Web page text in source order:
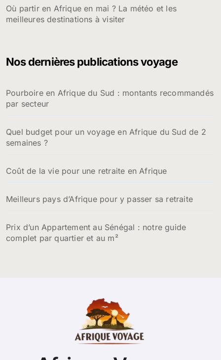
Où partir en Afrique en mai ? La météo et les
meilleures destinations à visiter
Nos dernières publications voyage
Pourboire en Afrique du Sud : montants recommandés
par secteur
Quel budget pour un voyage en Afrique du Sud de 2
semaines ?
Coût de la vie pour une retraite en Afrique
Meilleurs pays d’Afrique pour y passer sa retraite
Prix d’un Appartement au Sénégal : notre guide
complet par quartier et au m²